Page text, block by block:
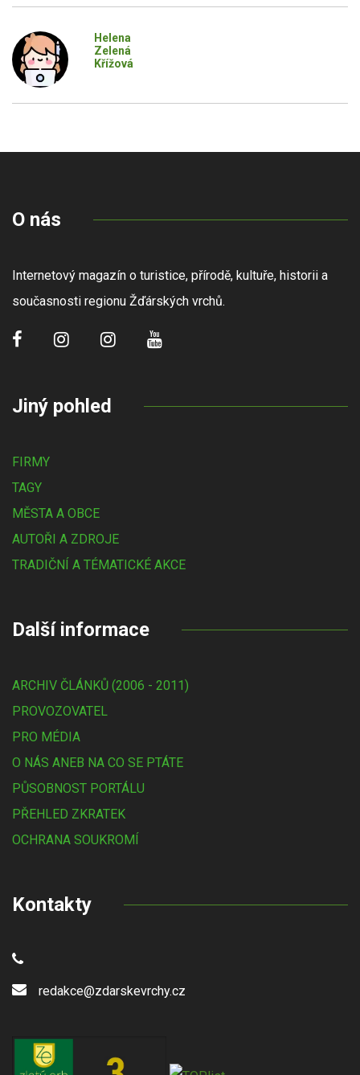
Helena
Zelená
Křížová
O nás
Internetový magazín o turistice, přírodě, kultuře, historii a
současnosti regionu Žďárských vrchů.
Jiný pohled
FIRMY
TAGY
MĚSTA A OBCE
AUTOŘI A ZDROJE
TRADIČNÍ A TÉMATICKÉ AKCE
Další informace
ARCHIV ČLÁNKŮ (2006 - 2011)
PROVOZOVATEL
PRO MÉDIA
O NÁS ANEB NA CO SE PTÁTE
PŮSOBNOST PORTÁLU
PŘEHLED ZKRATEK
OCHRANA SOUKROMÍ
Kontakty
redakce@zdarskevrchy.cz